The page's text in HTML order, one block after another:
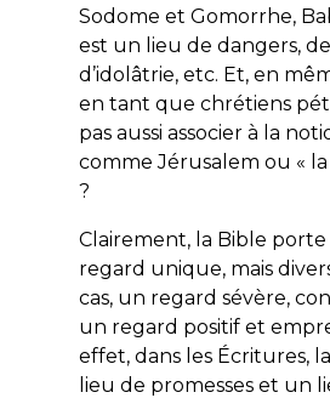
Sodome et Gomorrhe,
est un lieu de dangers,
d’idolâtrie, etc. Et, en
en tant que chrétiens
pas aussi associer à la
comme Jérusalem ou «
?
Clairement, la Bible
regard unique, mais
cas, un regard sévère,
un regard positif et
effet, dans les Écritures,
lieu de promesses et un